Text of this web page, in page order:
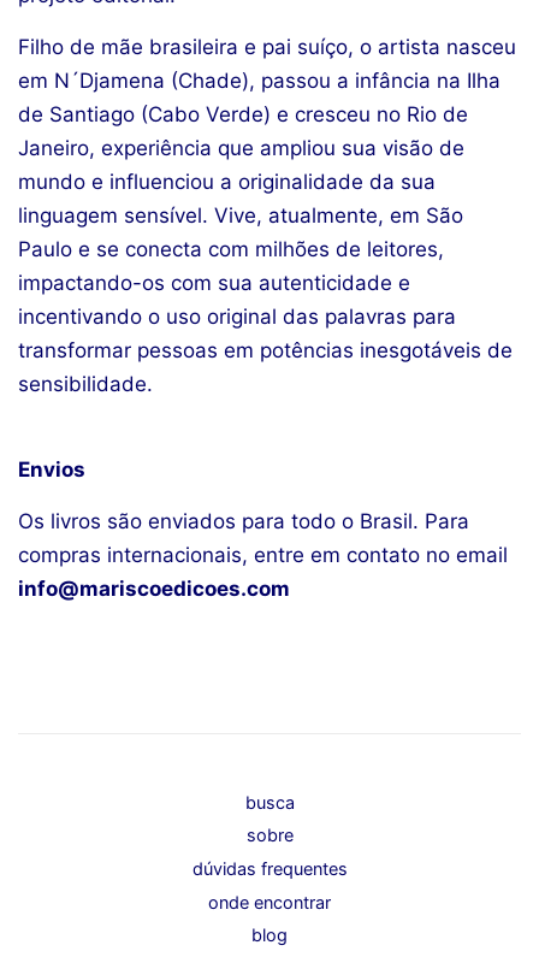
Filho de mãe brasileira e pai suíço, o artista nasceu
em N´Djamena (Chade), passou a infância na Ilha
de Santiago (Cabo Verde) e cresceu no Rio de
Janeiro, experiência que ampliou sua visão de
mundo e influenciou a originalidade da sua
linguagem sensível. Vive, atualmente, em São
Paulo e se conecta com milhões de leitores,
impactando-os com sua autenticidade e
incentivando o uso original das palavras para
transformar pessoas em potências inesgotáveis de
sensibilidade.
Envios
Os livros são enviados para todo o Brasil. Para
compras internacionais, entre em contato no email
info@mariscoedicoes.com
busca
sobre
dúvidas frequentes
onde encontrar
blog